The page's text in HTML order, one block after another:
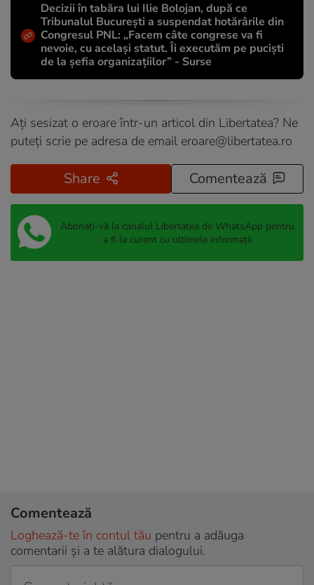
Decizii în tabăra lui Ilie Bolojan, după ce
Tribunalul București a suspendat hotărârile din
Congresul PNL: „Facem câte congrese va fi
nevoie, cu același statut. Îi executăm pe puciști
de la șefia organizațiilor” - Surse
Ați sesizat o eroare într-un articol din Libertatea? Ne
puteți scrie pe adresa de email eroare@libertatea.ro
Share Comentează
Abonați-vă la canalul Libertatea de WhatsApp pentru
a fi la curent cu ultimele informații
Comentează
Loghează-te în contul tău pentru a adăuga
comentarii și a te alătura dialogului.